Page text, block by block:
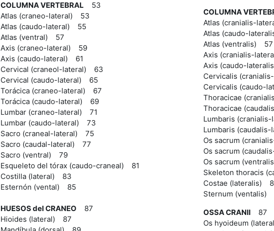
COLUMNA VERTEBRAL 53
Atlas (craneo-lateral) 53
Atlas (caudo-lateral) 55
Atlas (ventral) 57
Axis (craneo-lateral) 59
Axis (caudo-lateral) 61
Cervical (craneol-lateral) 63
Cervical (caudo-lateral) 65
Torácica (craneo-lateral) 67
Torácica (caudo-lateral) 69
Lumbar (craneo-lateral) 71
Lumbar (caudo-lateral) 73
Sacro (craneal-lateral) 75
Sacro (caudal-lateral) 77
Sacro (ventral) 79
Esqueleto del tórax (caudo-craneal) 81
Costilla (lateral) 83
Esternón (vental) 85
HUESOS del CRANEO 87
Hioides (lateral) 87
COLUMNA
Atlas (cranialis-
Atlas (caudo-
Atlas (ventralis) 57
Axis (cranialis-
Axis (caudo-
Cervicalis
Cervicalis (caudo-
Thoracicae
Thoracicae
Lumbaris
Lumbaris
Os sacrum
Os sacrum
Os sacrum
Skeleton thoracis
Costae (lateralis)
Sternum (ventalis)
OSSA CRANII87
Os hyoideum